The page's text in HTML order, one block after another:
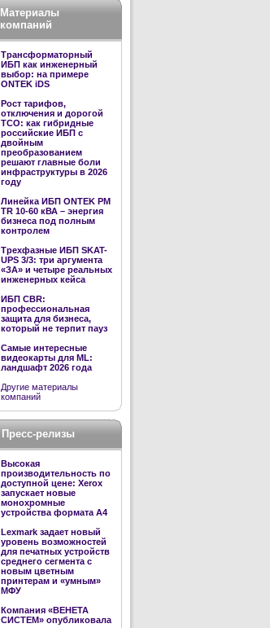
Материалы
компаний
Трансформаторный
ИБП как инженерный
выбор: на примере
ONTEK iDS
Рост тарифов,
отключения и дорогой
TCO: как гибридные
российские ИБП с
двойным
преобразованием
решают главные боли
инфраструктуры в 2026
году
Линейка ИБП ONTEK PM
TR 10-60 кВА – энергия
бизнеса под полным
контролем
Трехфазные ИБП SKAT-
UPS 3/3: три аргумента
«ЗА» и четыре реальных
инженерных кейса
ИБП CBR:
профессиональная
защита для бизнеса,
который не терпит пауз
Самые интересные
видеокарты для ML:
ландшафт 2026 года
Другие материалы
компаний
Пресс-релизы
Высокая
производительность по
доступной цене: Xerox
запускает новые
монохромные
устройства формата А4
Lexmark задает новый
уровень возможностей
для печатных устройств
среднего сегмента с
новым цветным
принтерам и «умным»
МФУ
Компания «ВЕНЕТА
СИСТЕМ» опубликовала